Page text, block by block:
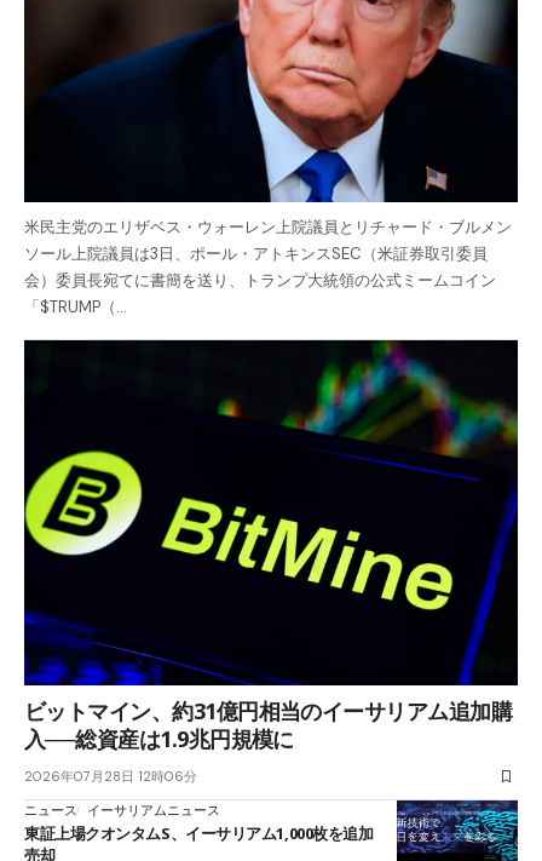
米民主党のエリザベス・ウォーレン上院議員とリチャード・ブルメン
ソール上院議員は3日、ポール・アトキンスSEC（米証券取引委員
会）委員長宛てに書簡を送り、トランプ大統領の公式ミームコイン
「$TRUMP（…
ビットマイン、約31億円相当のイーサリアム追加購
入──総資産は1.9兆円規模に
2026年07月28日 12時06分
ニュース
イーサリアムニュース
東証上場クオンタムS、イーサリアム1,000枚を追加
売却